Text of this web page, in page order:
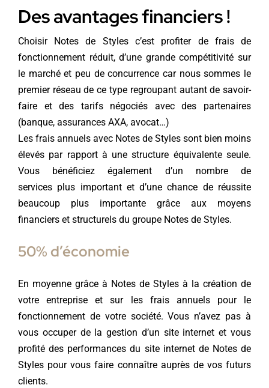
Des avantages financiers !
Choisir Notes de Styles c’est profiter de frais de
fonctionnement réduit, d’une grande compétitivité sur
le marché et peu de concurrence car nous sommes le
premier réseau de ce type regroupant autant de savoir-
faire et des tarifs négociés avec des partenaires
(banque, assurances AXA, avocat…)
Les frais annuels avec Notes de Styles sont bien moins
élevés par rapport à une structure équivalente seule.
Vous bénéficiez également d’un nombre de
services plus important et d’une chance de réussite
beaucoup plus importante grâce aux moyens
financiers et structurels du groupe Notes de Styles.
50% d’économie
En moyenne grâce à Notes de Styles à la création de
votre entreprise et sur les frais annuels pour le
fonctionnement de votre société. Vous n’avez pas à
vous occuper de la gestion d’un site internet et vous
profité des performances du site internet de Notes de
Styles pour vous faire connaître auprès de vos futurs
clients.